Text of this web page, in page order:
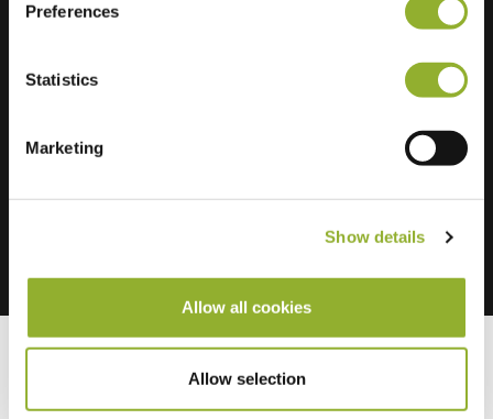
Preferences
Statistics
Marketing
Show details
Allow all cookies
Allow selection